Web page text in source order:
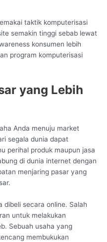
taktik komputerisasi
semakin tinggi sebab lewat
konsumen lebih
program komputerisasi
yang Lebih
Anda menuju market
segala dunia dapat
perihal produk maupun jasa
di dunia internet dengan
menjaring pasar yang
dibeli secara online. Salah
untuk melakukan
Sebuah usaha yang
membukukan